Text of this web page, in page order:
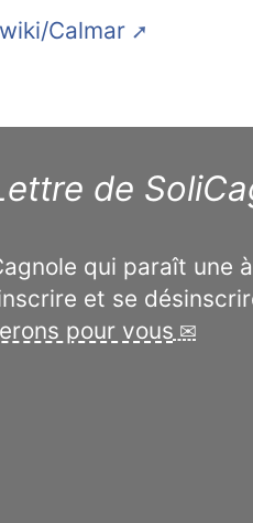
Calmar
de
qui paraît une
et se
pour vous